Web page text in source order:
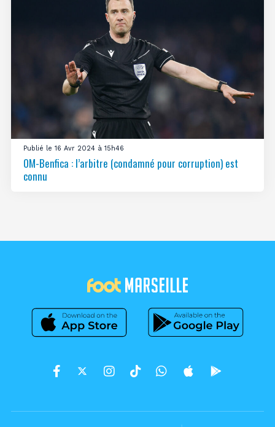
Publié le 16 Avr 2024 à 15h46
OM-Benfica : l’arbitre (condamné pour corruption) est
connu